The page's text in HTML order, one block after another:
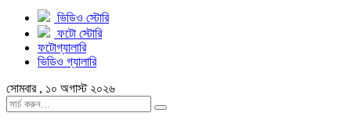
ভিডিও স্টোরি
ফটো স্টোরি
ফটোগ্যালারি
ভিডিও গ্যালারি
সোমবার , ১০ অগাস্ট ২০২৬